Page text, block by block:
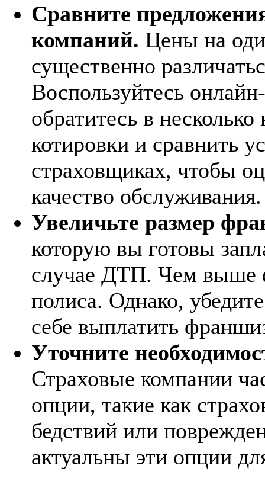
Сравните
компаний. Цены на
существенно
Воспользуйтесь
обратитесь в
котировки и сравнить
страховщиках, чтобы
качество обслуживания.
Увеличьте размер
которую вы готовы
случае ДТП. Чем выше
полиса. Однако,
себе выплатить
Уточните
Страховые компании
опции, такие как
бедствий или
актуальны эти опции